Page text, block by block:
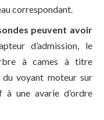
correspondant.
peuvent avoir
d’admission, le
à cames à titre
du voyant moteur sur
une avarie d’ordre